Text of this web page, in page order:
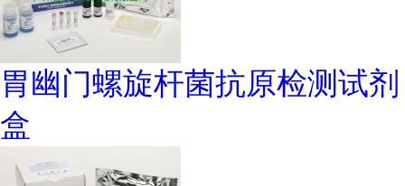
胃幽门螺旋杆菌抗原检测试剂
盒